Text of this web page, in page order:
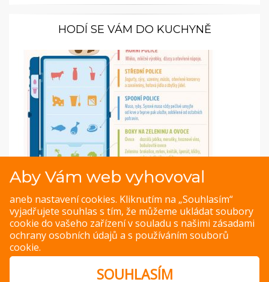
HODÍ SE VÁM DO KUCHYNĚ
Infografika: Jak správně ukládat potraviny do
ledničky
Které patří do ledničky, a které naopak na linku? Podívejte
se na naší přehlednou infografikuna Jakvkuchyni.cz
ZOBRAZIT
Aby Vám web vyhovoval
aneb nastavení cookies. Kliknutím na „Souhlasím“
vyjadřujete souhlas s tím, že můžeme ukládat soubory
cookie do vašeho zařízení v souladu s našimi zásadami
ochrany osobních údajů a s používáním souborů
cookie.
SOUHLASÍM